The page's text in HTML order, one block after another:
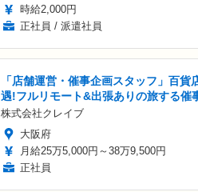
時給2,000円
正社員 / 派遣社員
「店舗運営・催事企画スタッフ」百貨
遇!フルリモート&出張ありの旅する催
株式会社クレイブ
大阪府
月給25万5,000円～38万9,500円
正社員